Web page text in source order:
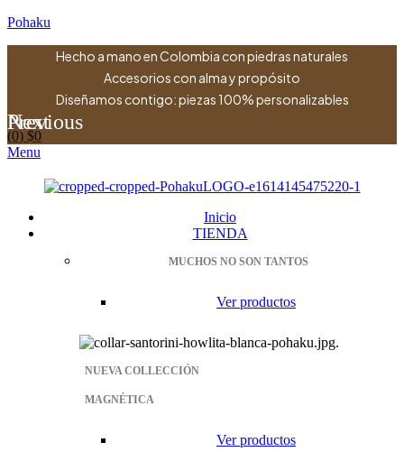
Pohaku
Hecho a mano en Colombia con piedras naturales
Accesorios con alma y propósito
Diseñamos contigo: piezas 100% personalizables
Previous
Next
(0) $0
Menu
Inicio
TIENDA
MUCHOS NO SON TANTOS
Ver productos
NUEVA COLLECCIÓN
MAGNÉTICA
Ver productos